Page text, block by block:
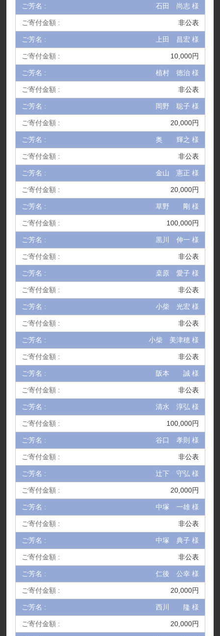
石田 尚志 様
非公表
上田 昌宏 様
10,000円
植村 徳治 様
非公表
岡野 聡子 様
20,000円
奥 輝之 様
非公表
金山 憲正 様
20,000円
草野 剛 様
100,000円
黒川 伸一 様
非公表
桒原 愛子 様
非公表
小柴 光宏 様
非公表
小柴 美津穂 様
非公表
阪本 誠 様
非公表
清水 淳弘 様
100,000円
谷口 孝則 様
非公表
辻下 守弘 様
20,000円
中塚 一雄 様
非公表
中塚 典子 様
非公表
仁後 公幸 様
20,000円
西川 隆 様
20,000円